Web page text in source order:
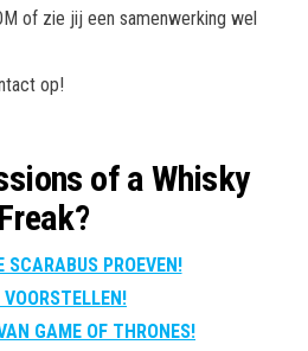
of zie jij een samenwerking wel
op!
of a Whisky
Freak?
SCARABUS PROEVEN!
VOORSTELLEN!
GAME OF THRONES!